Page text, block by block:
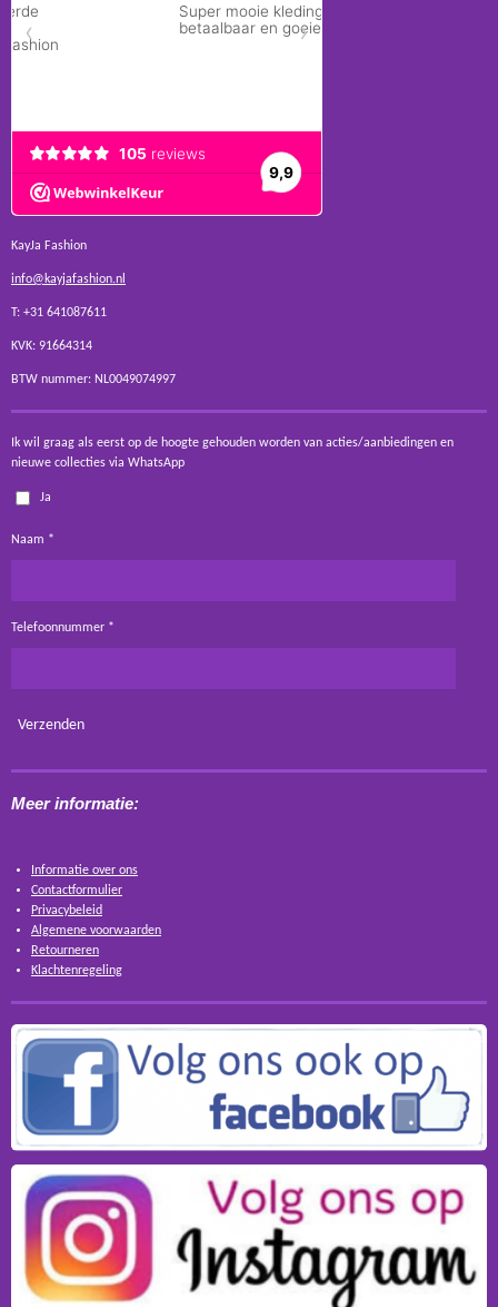
KayJa Fashion
info@kayjafashion.nl
T: +31 641087611
KVK: 91664314
BTW nummer: NL0049074997
Ik wil graag als eerst op de hoogte gehouden worden van acties/aanbiedingen en
nieuwe collecties via WhatsApp
Ja
Naam *
Telefoonnummer *
Verzenden
Meer informatie:
Informatie over ons
Contactformulier
Privacybeleid
Algemene voorwaarden
Retourneren
Klachtenregeling